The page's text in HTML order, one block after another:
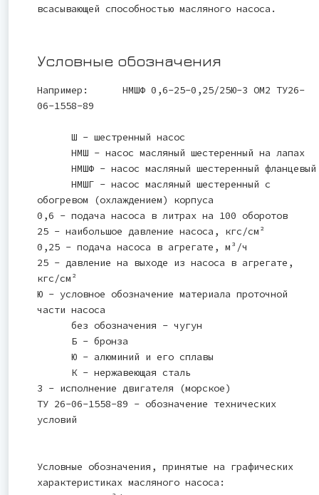
всасывающей способностью масляного насоса.
Условные обозначения
Например: НМШФ 0,6-25-0,25/25Ю-3 ОМ2 ТУ26-
06-1558-89
Ш - шестренный насос
НМШ - насос масляный шестеренный на лапах
НМШФ - насос масляный шестеренный фланцевый
НМШГ - насос масляный шестеренный с
обогревом (охлаждением) корпуса
0,6 - подача насоса в литрах на 100 оборотов
25 - наибольшое давление насоса, кгс/см²
0,25 - подача насоса в агрегате, м³/ч
25 - давление на выходе из насоса в агрегате,
кгс/см²
Ю - условное обозначение материала проточной
части насоса
без обозначения - чугун
Б - бронза
Ю - алюминий и его сплавы
К - нержавеющая сталь
3 - исполнение двигателя (морское)
ТУ 26-06-1558-89 - обозначение технических
условий
Условные обозначения, принятые на графических
характеристиках масляного насоса: